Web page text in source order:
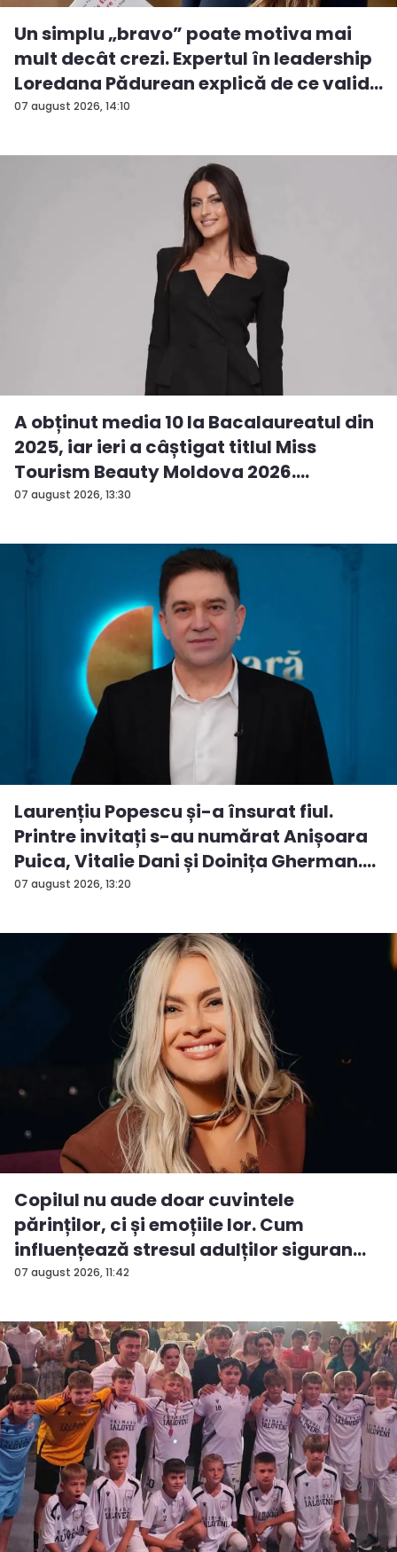
07 august 2026, 14:10
Un simplu „bravo” poate motiva mai
mult decât crezi. Expertul în leadership
Loredana Pădurean explică de ce valid...
07 august 2026, 13:30
A obținut media 10 la Bacalaureatul din
2025, iar ieri a câștigat titlul Miss
Tourism Beauty Moldova 2026.
Andreea...
07 august 2026, 13:20
Laurențiu Popescu și-a însurat fiul.
Printre invitați s-au numărat Anișoara
Puica, Vitalie Dani și Doinița Gherman.
P...
07 august 2026, 11:42
Copilul nu aude doar cuvintele
părinților, ci și emoțiile lor. Cum
influențează stresul adulților siguran...